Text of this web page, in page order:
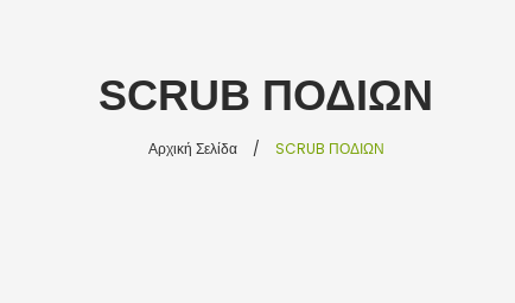
SCRUB ΠΟΔΙΩΝ
Αρχική Σελίδα / SCRUB ΠΟΔΙΩΝ